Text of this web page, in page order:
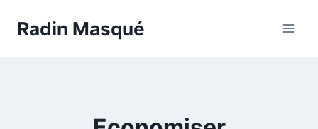
Radin Masqué